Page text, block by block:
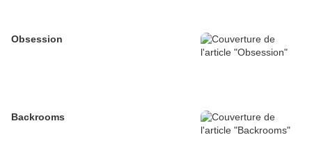
Obsession
Backrooms